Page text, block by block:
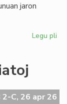
jaron
Legu pli
en
2-C, 26 apr 26